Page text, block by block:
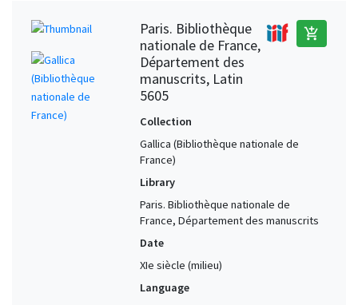
Paris. Bibliothèque
nationale de France,
Département des
manuscrits, Latin
5605
add_shopping_cart
Collection
Gallica (Bibliothèque nationale de
France)
Library
Paris. Bibliothèque nationale de
France, Département des manuscrits
Date
XIe siècle (milieu)
Language